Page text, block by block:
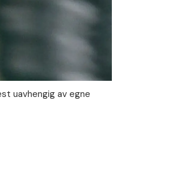
uavhengig av egne